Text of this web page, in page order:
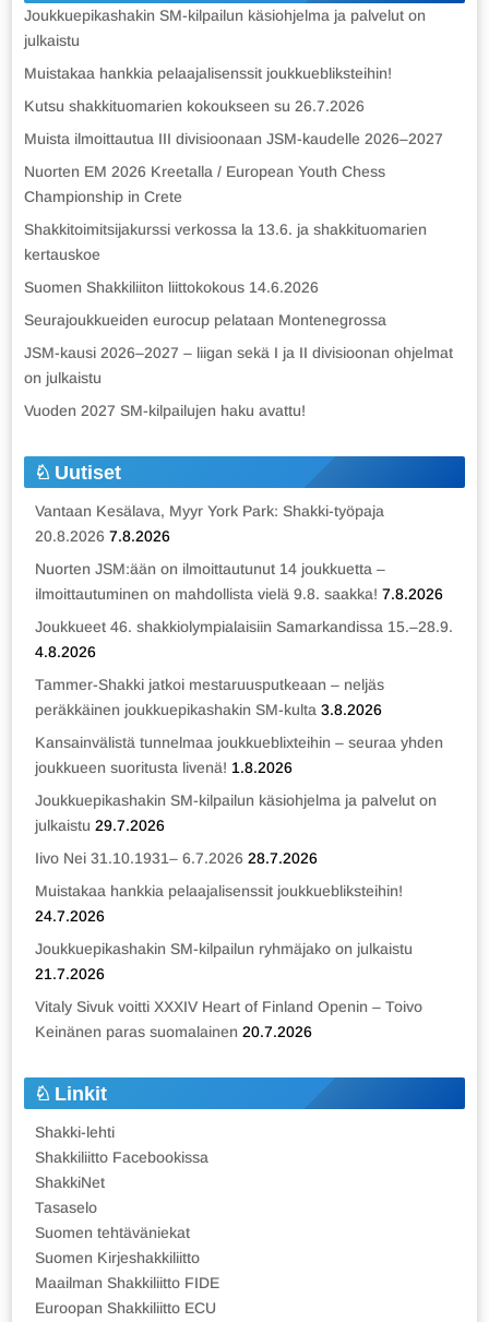
Joukkuepikashakin SM-kilpailun käsiohjelma ja palvelut on
julkaistu
Muistakaa hankkia pelaajalisenssit joukkuebliksteihin!
Kutsu shakkituomarien kokoukseen su 26.7.2026
Muista ilmoittautua III divisioonaan JSM-kaudelle 2026–2027
Nuorten EM 2026 Kreetalla / European Youth Chess
Championship in Crete
Shakkitoimitsijakurssi verkossa la 13.6. ja shakkituomarien
kertauskoe
Suomen Shakkiliiton liittokokous 14.6.2026
Seurajoukkueiden eurocup pelataan Montenegrossa
JSM-kausi 2026–2027 – liigan sekä I ja II divisioonan ohjelmat
on julkaistu
Vuoden 2027 SM-kilpailujen haku avattu!
Uutiset
Vantaan Kesälava, Myyr York Park: Shakki-työpaja
20.8.2026 7.8.2026
Nuorten JSM:ään on ilmoittautunut 14 joukkuetta –
ilmoittautuminen on mahdollista vielä 9.8. saakka! 7.8.2026
Joukkueet 46. shakkiolympialaisiin Samarkandissa 15.–28.9.
4.8.2026
Tammer-Shakki jatkoi mestaruusputkeaan – neljäs
peräkkäinen joukkuepikashakin SM-kulta 3.8.2026
Kansainvälistä tunnelmaa joukkueblixteihin – seuraa yhden
joukkueen suoritusta livenä! 1.8.2026
Joukkuepikashakin SM-kilpailun käsiohjelma ja palvelut on
julkaistu 29.7.2026
Iivo Nei 31.10.1931– 6.7.2026 28.7.2026
Muistakaa hankkia pelaajalisenssit joukkuebliksteihin!
24.7.2026
Joukkuepikashakin SM-kilpailun ryhmäjako on julkaistu
21.7.2026
Vitaly Sivuk voitti XXXIV Heart of Finland Openin – Toivo
Keinänen paras suomalainen 20.7.2026
Linkit
Shakki-lehti
Shakkiliitto Facebookissa
ShakkiNet
Tasaselo
Suomen tehtäväniekat
Suomen Kirjeshakkiliitto
Maailman Shakkiliitto FIDE
Euroopan Shakkiliitto ECU